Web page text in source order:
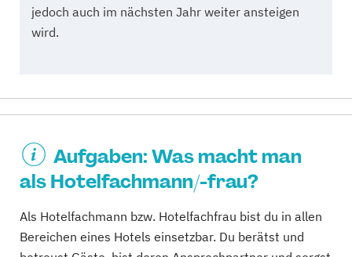
jedoch auch im nächsten Jahr weiter ansteigen
wird.
Aufgaben: Was macht man
als Hotelfachmann/-frau?
Als Hotelfachmann bzw. Hotelfachfrau bist du in allen
Bereichen eines Hotels einsetzbar. Du berätst und